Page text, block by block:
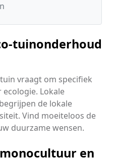
tuinonderhoud
vraagt om specifiek
Lokale
de lokale
Vind moeiteloos de
duurzame wensen.
en